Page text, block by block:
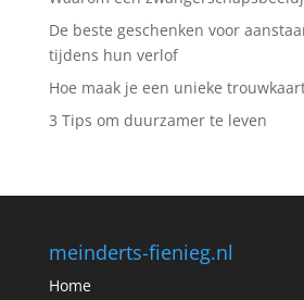
De beste geschenken voor
tijdens hun verlof
Hoe maak je een unieke
3 Tips om duurzamer te leven
meinderts-fienieg.nl
Home